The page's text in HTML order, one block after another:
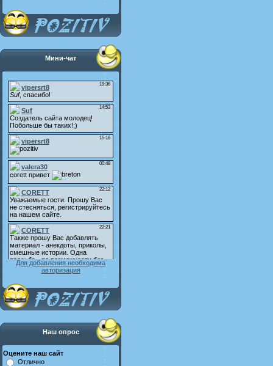
Мини-чат
Для добавления необходима
авторизация
Наш опрос
Оцените наш сайт
Отлично